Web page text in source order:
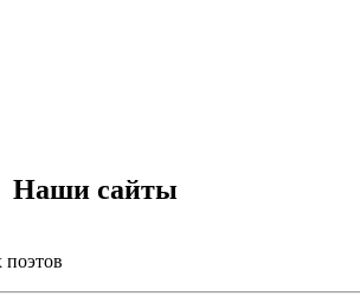
Наши сайты
поэтов